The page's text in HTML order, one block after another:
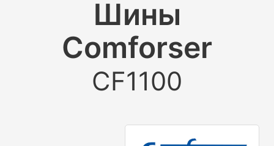
Шины
Comforser
CF1100